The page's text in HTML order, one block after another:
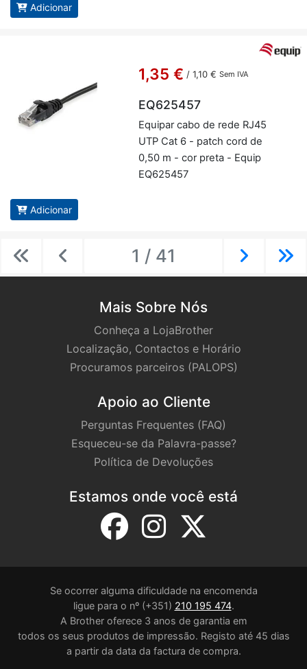
Adicionar
1,35 € / 1,10 € Sem IVA
EQ625457
Equipar cabo de rede RJ45
UTP Cat 6 - patch cord de
0,50 m - cor preta - Equip
EQ625457
Adicionar
PreviousPrevious 1 / 41 Next
Mais Sobre Nós
Conheça a LojaBrother
Localização, Contactos e Horário
Procuramos parceiros (PALOPS)
Apoio ao Cliente
Perguntas Frequentes (FAQ)
Esqueceu-se da Palavra-passe?
Política de Devoluções
Estamos onde você está
Se ocorrer alguma dificuldade na encomenda
ligue para o nº (+351) 210 195 474.
A Brother oferece 3 anos de garantia em
todos os seus produtos de impressão. Registo até 45 dias
a partir da data da factura de compra.